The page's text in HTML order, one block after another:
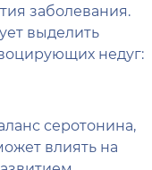
заболевания.
выделить
недуг:
серотонина,
влиять на